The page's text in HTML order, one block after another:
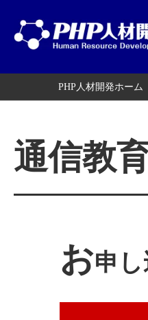
PHP人材開発ホーム
通信教
お申